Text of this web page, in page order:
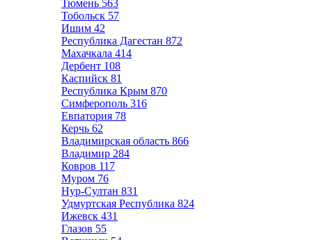
Тюмень 563
Тобольск 57
Ишим 42
Республика Дагестан 872
Махачкала 414
Дербент 108
Каспийск 81
Республика Крым 870
Симферополь 316
Евпатория 78
Керчь 62
Владимирская область 866
Владимир 284
Ковров 117
Муром 76
Нур-Султан 831
Удмуртская Республика 824
Ижевск 431
Глазов 55